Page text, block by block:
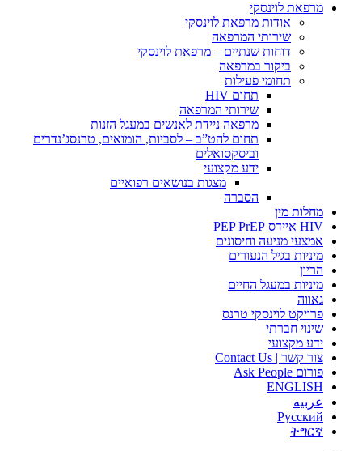
מרפאת לוינסקי
אודות מרפאת לוינסקי
שירותי המרפאה
דוחות שנתיים – מרפאת לוינסקי
ביקור במרפאה
תחומי פעילות
תחום HIV
שירותי המרפאה
מרפאה ניידת לאנשים במעגל הזנות
תחום להט”ב – לסביות, הומואים, טרנסג’נדרים
וביסקסואלים
ידע מקצועי
מצגות בנושאים רפואיים
הסברה
מחלות מין
HIV איידס PEP PrEP
אמצעי מניעה וחיסונים
מיניות בגיל הנעורים
הריון
מיניות במעגל החיים
גאווה
פרויקט לוינסקי טרנס
שינוי חברתי
ידע מקצועי
צור קשר | Contact Us
פורום Ask People
ENGLISH
عربيه
Русский
ትግርኛ